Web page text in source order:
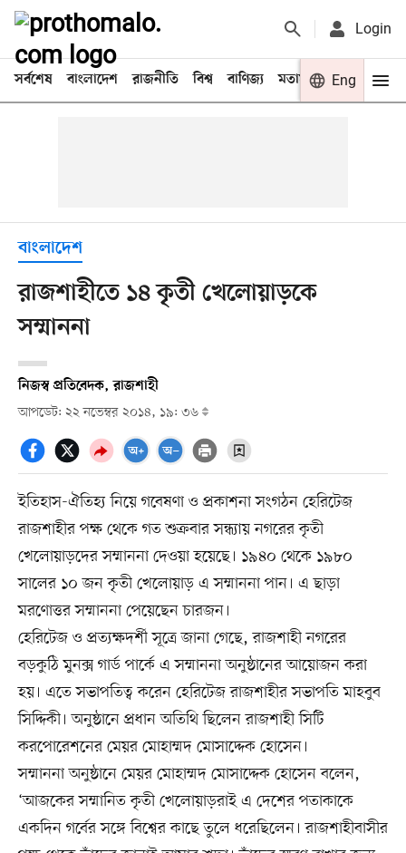
Login
সর্বশেষ বাংলাদেশ রাজনীতি বিশ্ব বাণিজ্য মতামত খেলা
Eng
বাংলাদেশ
রাজশাহীতে ১৪ কৃতী খেলোয়াড়কে
সম্মাননা
নিজস্ব প্রতিবেদক, রাজশাহী
আপডেট: ২২ নভেম্বর ২০১৪, ১৯: ৩৬
ইতিহাস-ঐতিহ্য নিয়ে গবেষণা ও প্রকাশনা সংগঠন হেরিটেজ
রাজশাহীর পক্ষ থেকে গত শুক্রবার সন্ধ্যায় নগরের কৃতী
খেলোয়াড়দের সম্মাননা দেওয়া হয়েছে। ১৯৪০ থেকে ১৯৮০
সালের ১০ জন কৃতী খেলোয়াড় এ সম্মাননা পান। এ ছাড়া
মরণোত্তর সম্মাননা পেয়েছেন চারজন।
হেরিটেজ ও প্রত্যক্ষদর্শী সূত্রে জানা গেছে, রাজশাহী নগরের
বড়কুঠি মুনক্স গার্ড পার্কে এ সম্মাননা অনুষ্ঠানের আয়োজন করা
হয়। এতে সভাপতিত্ব করেন হেরিটেজ রাজশাহীর সভাপতি মাহবুব
সিদ্দিকী। অনুষ্ঠানে প্রধান অতিথি ছিলেন রাজশাহী সিটি
করপোরেশনের মেয়র মোহাম্মদ মোসাদ্দেক হোসেন।
সম্মাননা অনুষ্ঠানে মেয়র মোহাম্মদ মোসাদ্দেক হোসেন বলেন,
‘আজকের সম্মানিত কৃতী খেলোয়াড়রাই এ দেশের পতাকাকে
একদিন গর্বের সঙ্গে বিশ্বের কাছে তুলে ধরেছিলেন। রাজশাহীবাসীর